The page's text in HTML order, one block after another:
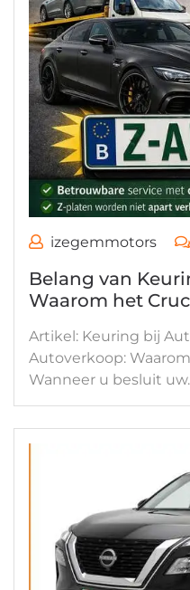
izegemmotors
Belang van
Waarom het
Artikel: Keuring bij
Autoverkoop:
Wanneer u besluit